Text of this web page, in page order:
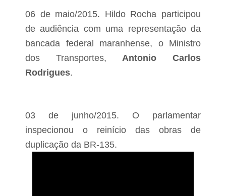
06 de maio/2015. Hildo Rocha participou
de audiência com uma representação da
bancada federal maranhense, o Ministro
dos Transportes,Antonio Carlos
Rodrigues.
03 de junho/2015. O parlamentar
inspecionou o reinício das obras de
duplicação da BR-135.